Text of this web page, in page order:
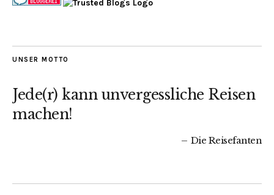
UNSER MOTTO
Jede(r) kann unvergessliche Reisen
machen!
Die Reisefanten